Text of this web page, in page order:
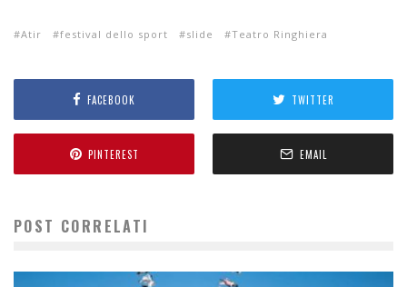
Atir festival dello sport slide Teatro Ringhiera
FACEBOOK TWITTER
PINTEREST EMAIL
POST CORRELATI